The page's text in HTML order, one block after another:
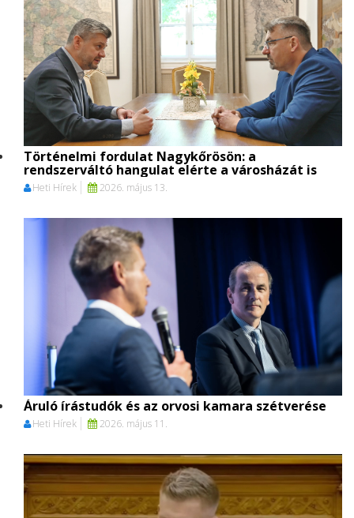
Történelmi fordulat Nagykőrösön: a
rendszerváltó hangulat elérte a városházát is
Heti Hírek 2026. május 13.
Áruló írástudók és az orvosi kamara szétverése
Heti Hírek 2026. május 11.